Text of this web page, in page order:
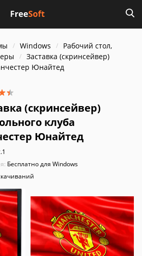
Windows
Рабочий стол,
Заставка (скринсейвер)
Юнайтед
(скринсейвер)
клуба
Юнайтед
Бесплатно для Windows